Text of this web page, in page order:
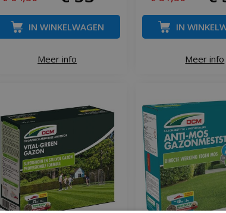
Meer info
IN WINKELWAGEN
Meer info
IN